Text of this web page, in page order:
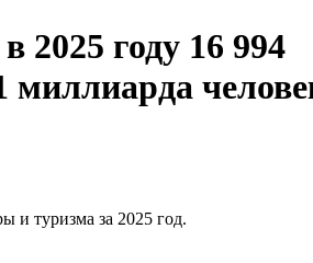
2025 году 16 994
и туризма за 2025 год.